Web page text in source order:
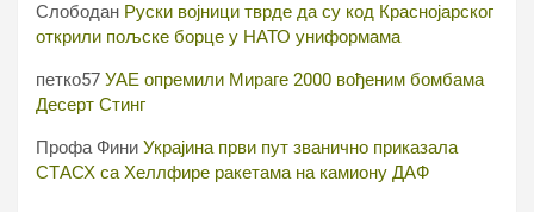
Слободан Руски војници тврде да су код Краснојарског
открили пољске борце у НАТО униформама
петко57 УАЕ опремили Мираге 2000 вођеним бомбама
Десерт Стинг
Профа Фини Украјина први пут званично приказала
СТАСХ са Хеллфире ракетама на камиону ДАФ